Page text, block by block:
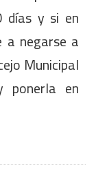
días y si en
a negarse a
Municipal
en